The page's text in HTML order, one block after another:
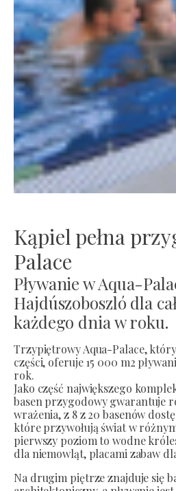
Kąpiel pełna
Palace
Pływanie w Aqua-
Hajdúszoboszló dla
każdego dnia w roku.
Trzypiętrowy Aqua-Palace, który
części, oferuje 15 000 m2
rok.
Jako część największego
basen przygodowy gwarantuje
wrażenia, z 8 z 20 basenów
które przywołują świat w
pierwszy poziom to wodne
dla niemowląt, placami zabaw
Na drugim piętrze znajduje się